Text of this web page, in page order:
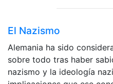
El Nazismo
Alemania ha sido
sobre todo tras haber
nazismo y la ideología